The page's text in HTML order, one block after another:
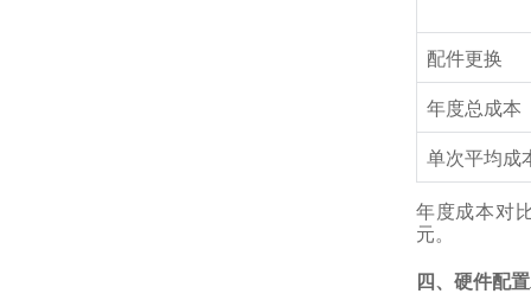
配件更换
年度总成本
单次平均成
年度成本对
元。
四、硬件配